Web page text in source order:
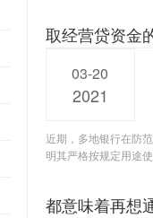
取经营贷资金
03-20
2021
近期，多地银行在防
明其严格按规定用途
都意味着再想